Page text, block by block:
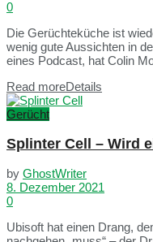
0
Die Gerüchteküche ist
wenig gute Aussichten in
eines Podcast, hat Colin
Read moreDetails
Gerücht
Splinter Cell – Wird
by GhostWriter
8. Dezember 2021
0
Ubisoft hat einen Drang,